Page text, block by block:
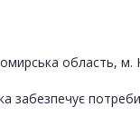
область,
забезпечує